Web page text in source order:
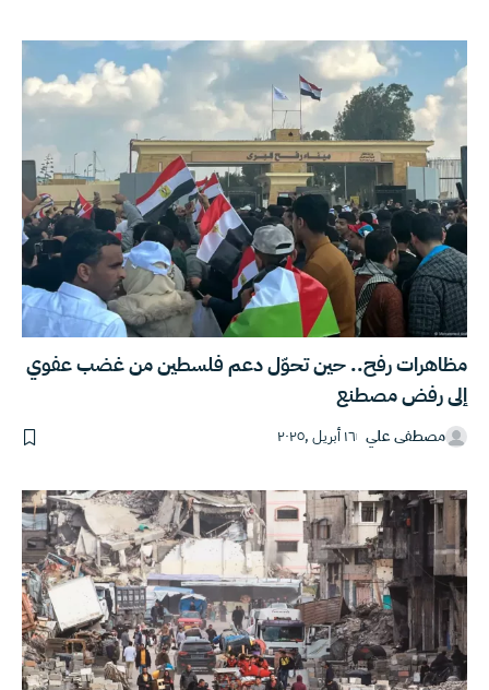
مظاهرات رفح.. حين تحوّل دعم فلسطين من غضب عفوي
إلى رفض مصطنع
مصطفى علي ١٦ أبريل ,٢٠٢٥